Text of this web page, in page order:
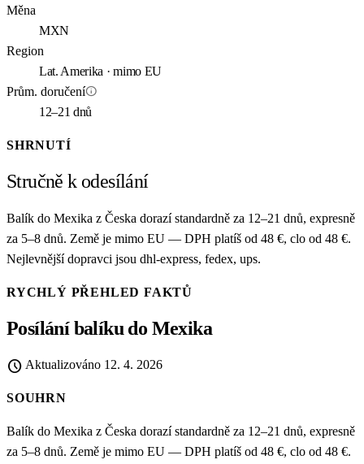
Měna
MXN
Region
Lat. Amerika · mimo EU
Prům. doručeníinfo
12–21 dnů
SHRNUTÍ
Stručně k odesílání
Balík do Mexika z Česka dorazí standardně za 12–21 dnů, expresně
za 5–8 dnů. Země je mimo EU — DPH platíš od 48 €, clo od 48 €.
Nejlevnější dopravci jsou dhl-express, fedex, ups.
RYCHLÝ PŘEHLED FAKTŮ
Posílání balíku do Mexika
schedule Aktualizováno 12. 4. 2026
SOUHRN
Balík do Mexika z Česka dorazí standardně za 12–21 dnů, expresně
za 5–8 dnů. Země je mimo EU — DPH platíš od 48 €, clo od 48 €.